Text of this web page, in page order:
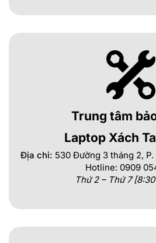
Trung tâm
Laptop Xách
Địa chỉ: 530 Đường 3 tháng 2,
Hotline: 0909
Thứ 2 – Thứ 7 [8:30